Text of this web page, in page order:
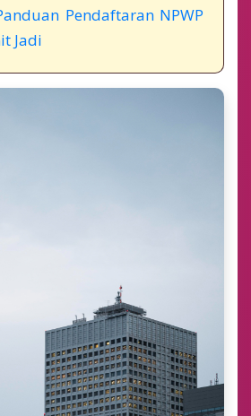
Pendaftaran NPWP
Jadi